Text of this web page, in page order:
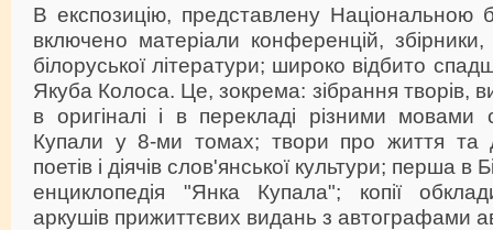
В експозицію, представлену Національною
включено матеріали конференцій, збірники,
білоруської літератури; широко відбито
Якуба Колоса. Це, зокрема: зібрання творів,
в оригіналі і в перекладі різними мовами
Купали у 8-ми томах; твори про життя та
поетів і діячів слов'янської культури; перша в
енциклопедія "Янка Купала"; копії
аркушів прижиттєвих видань з автографами